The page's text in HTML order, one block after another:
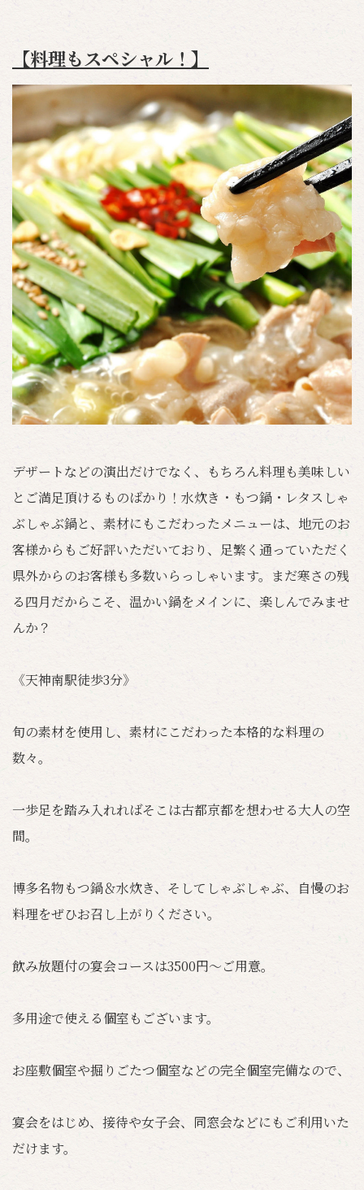
【料理もスペシャル！】
デザートなどの演出だけでなく、もちろん料理も美味しい
とご満足頂けるものばかり！水炊き・もつ鍋・レタスしゃ
ぶしゃぶ鍋と、素材にもこだわったメニューは、地元のお
客様からもご好評いただいており、足繁く通っていただく
県外からのお客様も多数いらっしゃいます。まだ寒さの残
る四月だからこそ、温かい鍋をメインに、楽しんでみませ
んか？
《天神南駅徒歩3分》
旬の素材を使用し、素材にこだわった本格的な料理の
数々。
一歩足を踏み入れればそこは古都京都を想わせる大人の空
間。
博多名物もつ鍋＆水炊き、そしてしゃぶしゃぶ、自慢のお
料理をぜひお召し上がりください。
飲み放題付の宴会コースは3500円～ご用意。
多用途で使える個室もございます。
お座敷個室や掘りごたつ個室などの完全個室完備なので、
宴会をはじめ、接待や女子会、同窓会などにもご利用いた
だけます。